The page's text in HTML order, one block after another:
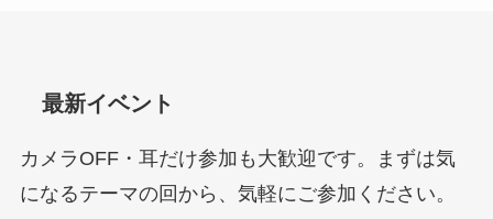
最新イベント
カメラOFF・耳だけ参加も大歓迎です。まずは気
になるテーマの回から、気軽にご参加ください。